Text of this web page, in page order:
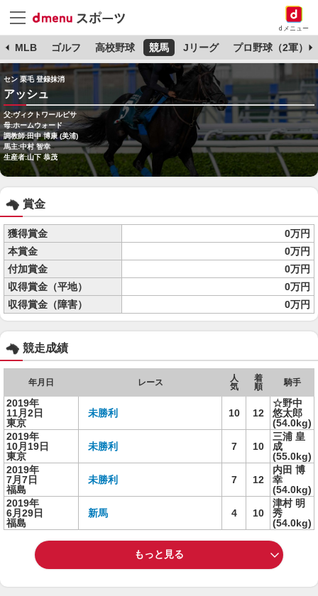
dメニュー
MLB ゴルフ 高校野球 競馬 Jリーグ プロ野球（2軍）
セン 栗毛 登録抹消
アッシュ
父:ヴィクトワールピサ
母:ホームウォード
調教師:田中 博康 (美浦)
馬主:中村 智幸
生産者:山下 恭茂
賞金
獲得賞金
0万円
本賞金
0万円
付加賞金
0万円
収得賞金（平地）
0万円
収得賞金（障害）
0万円
競走成績
年月日 レース
人
気
着
順
騎手
2019年
11月2日
東京
未勝利 10 12
☆野中
悠太郎
(54.0kg)
2019年
10月19日
東京
未勝利 7 10
三浦 皇
成
(55.0kg)
2019年
7月7日
福島
未勝利 7 12
内田 博
幸
(54.0kg)
2019年
6月29日
福島
新馬 4 10
津村 明
秀
(54.0kg)
もっと見る